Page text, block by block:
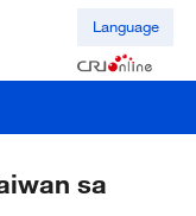
Language
sa